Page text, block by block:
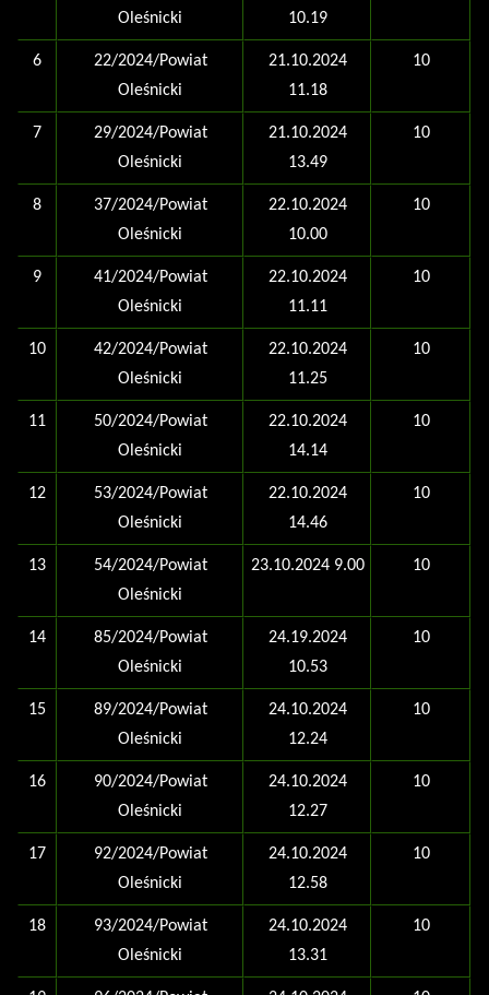
Oleśnicki
10.19
6
22/2024/Powiat
Oleśnicki
21.10.2024
11.18
10
7
29/2024/Powiat
Oleśnicki
21.10.2024
13.49
10
8
37/2024/Powiat
Oleśnicki
22.10.2024
10.00
10
9
41/2024/Powiat
Oleśnicki
22.10.2024
11.11
10
10
42/2024/Powiat
Oleśnicki
22.10.2024
11.25
10
11
50/2024/Powiat
Oleśnicki
22.10.2024
14.14
10
12
53/2024/Powiat
Oleśnicki
22.10.2024
14.46
10
13
54/2024/Powiat
Oleśnicki
23.10.2024 9.00 10
14
85/2024/Powiat
Oleśnicki
24.19.2024
10.53
10
15
89/2024/Powiat
Oleśnicki
24.10.2024
12.24
10
16
90/2024/Powiat
Oleśnicki
24.10.2024
12.27
10
17
92/2024/Powiat
Oleśnicki
24.10.2024
12.58
10
18
93/2024/Powiat
Oleśnicki
24.10.2024
13.31
10